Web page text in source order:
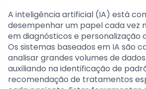
A inteligência artificial (IA) está
desempenhar um papel cada vez
em diagnósticos e personalização
Os sistemas baseados em IA são
analisar grandes volumes de
auxiliando na identificação de
recomendação de tratamentos